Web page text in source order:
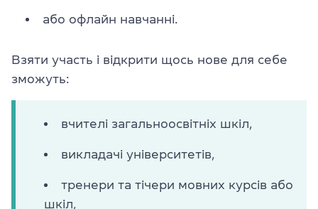
або офлайн навчанні.
Взяти участь і відкрити щось нове для себе
зможуть:
вчителі загальноосвітніх шкіл,
викладачі університетів,
тренери та тічери мовних курсів або
шкіл,